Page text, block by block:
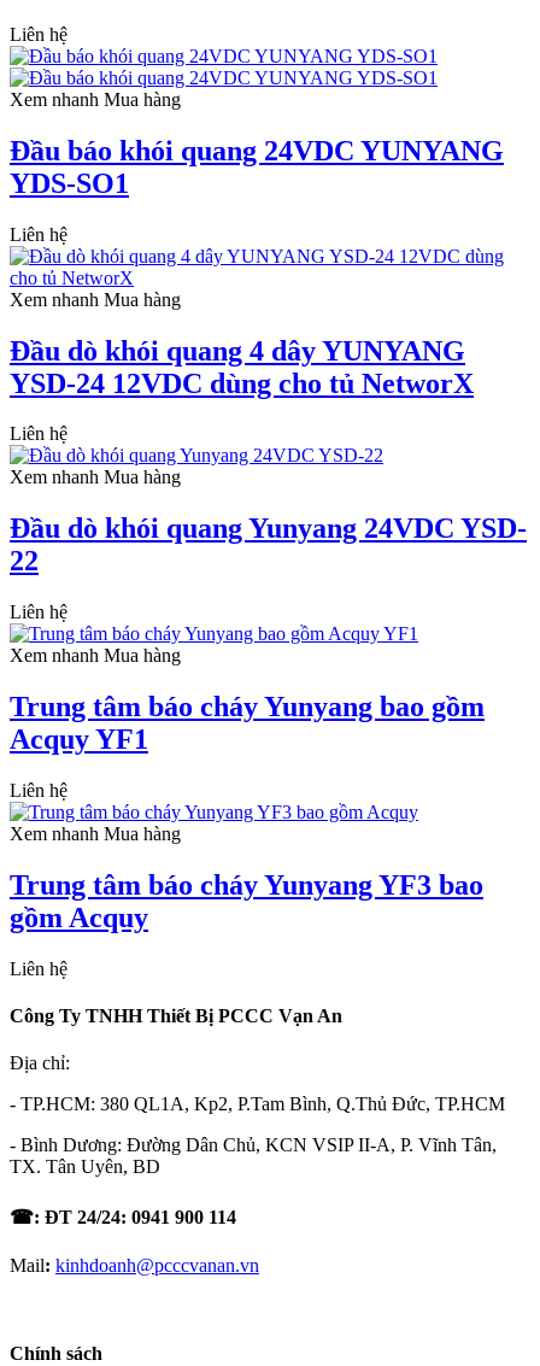
Liên hệ
Xem nhanh Mua hàng
Đầu báo khói quang 24VDC YUNYANG
YDS-SO1
Liên hệ
Xem nhanh Mua hàng
Đầu dò khói quang 4 dây YUNYANG
YSD-24 12VDC dùng cho tủ NetworX
Liên hệ
Xem nhanh Mua hàng
Đầu dò khói quang Yunyang 24VDC YSD-
22
Liên hệ
Xem nhanh Mua hàng
Trung tâm báo cháy Yunyang bao gồm
Acquy YF1
Liên hệ
Xem nhanh Mua hàng
Trung tâm báo cháy Yunyang YF3 bao
gồm Acquy
Liên hệ
Công Ty TNHH Thiết Bị PCCC Vạn An
Địa chỉ:
- TP.HCM: 380 QL1A, Kp2, P.Tam Bình, Q.Thủ Đức, TP.HCM
- Bình Dương: Đường Dân Chủ, KCN VSIP II-A, P. Vĩnh Tân,
TX. Tân Uyên, BD
☎: ĐT 24/24: 0941 900 114
Mail: kinhdoanh@pcccvanan.vn
Chính sách